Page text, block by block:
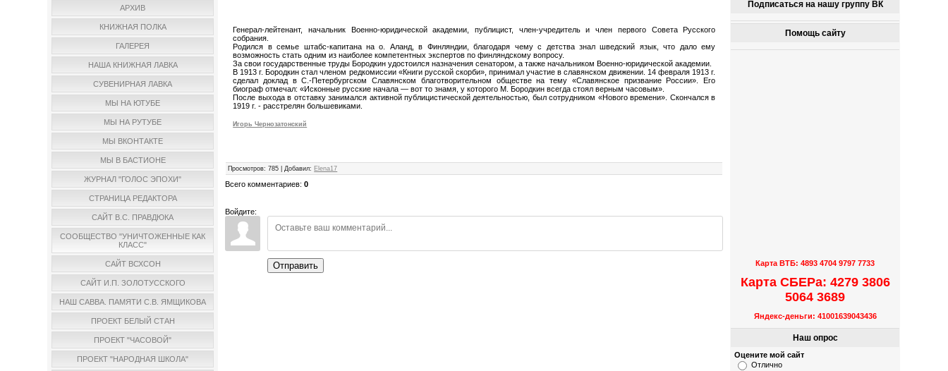
АРХИВ
КНИЖНАЯ ПОЛКА
ГАЛЕРЕЯ
НАША КНИЖНАЯ ЛАВКА
СУВЕНИРНАЯ ЛАВКА
МЫ НА ЮТУБЕ
МЫ НА РУТУБЕ
МЫ ВКОНТАКТЕ
МЫ В БАСТИОНЕ
ЖУРНАЛ "ГОЛОС ЭПОХИ"
СТРАНИЦА РЕДАКТОРА
САЙТ В.С. ПРАВДЮКА
СООБЩЕСТВО "УНИЧТОЖЕННЫЕ КАК
КЛАСС"
САЙТ ВСХСОН
САЙТ И.П. ЗОЛОТУССКОГО
НАШ САВВА. ПАМЯТИ С.В. ЯМЩИКОВА
ПРОЕКТ БЕЛЫЙ СТАН
ПРОЕКТ "ЧАСОВОЙ"
ПРОЕКТ "НАРОДНАЯ ШКОЛА"
Генерал-лейтенант, начальник Военно-юридической академии, публицист, член-учредитель и член первого Совета Русского
собрания.
Родился в семье штабс-капитана на о. Аланд, в Финляндии, благодаря чему с детства знал шведский язык, что дало ему
возможность стать одним из наиболее компетентных экспертов по финляндскому вопросу.
За свои государственные труды Бородкин удостоился назначения сенатором, а также начальником Военно-юридической академии.
В 1913 г. Бородкин стал членом редкомиссии «Книги русской скорби», принимал участие в славянском движении. 14 февраля 1913 г.
сделал доклад в С.-Петербургском Славянском благотворительном обществе на тему «Славянское призвание России». Его
биограф отмечал: «Исконные русские начала — вот то знамя, у которого М. Бородкин всегда стоял верным часовым».
После выхода в отставку занимался активной публицистической деятельностью, был сотрудником «Нового времени». Скончался в
1919 г. - расстрелян большевиками.
Игорь Чернозатонский
Просмотров: 785 |Добавил: Elena17
Всего комментариев:0
Войдите:
Отправить
Подписаться на нашу группу ВК
Помощь сайту
Карта ВТБ: 4893 4704 9797 7733
Карта СБЕРа: 4279 3806
5064 3689
Яндекс-деньги: 41001639043436
Наш опрос
Оцените мой сайт
Отлично